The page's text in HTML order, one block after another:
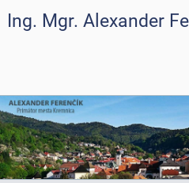
Ing. Mgr. Alexander